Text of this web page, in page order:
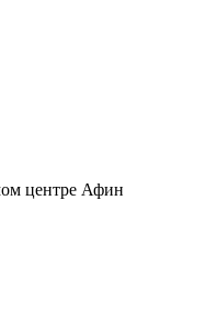
центре Афин